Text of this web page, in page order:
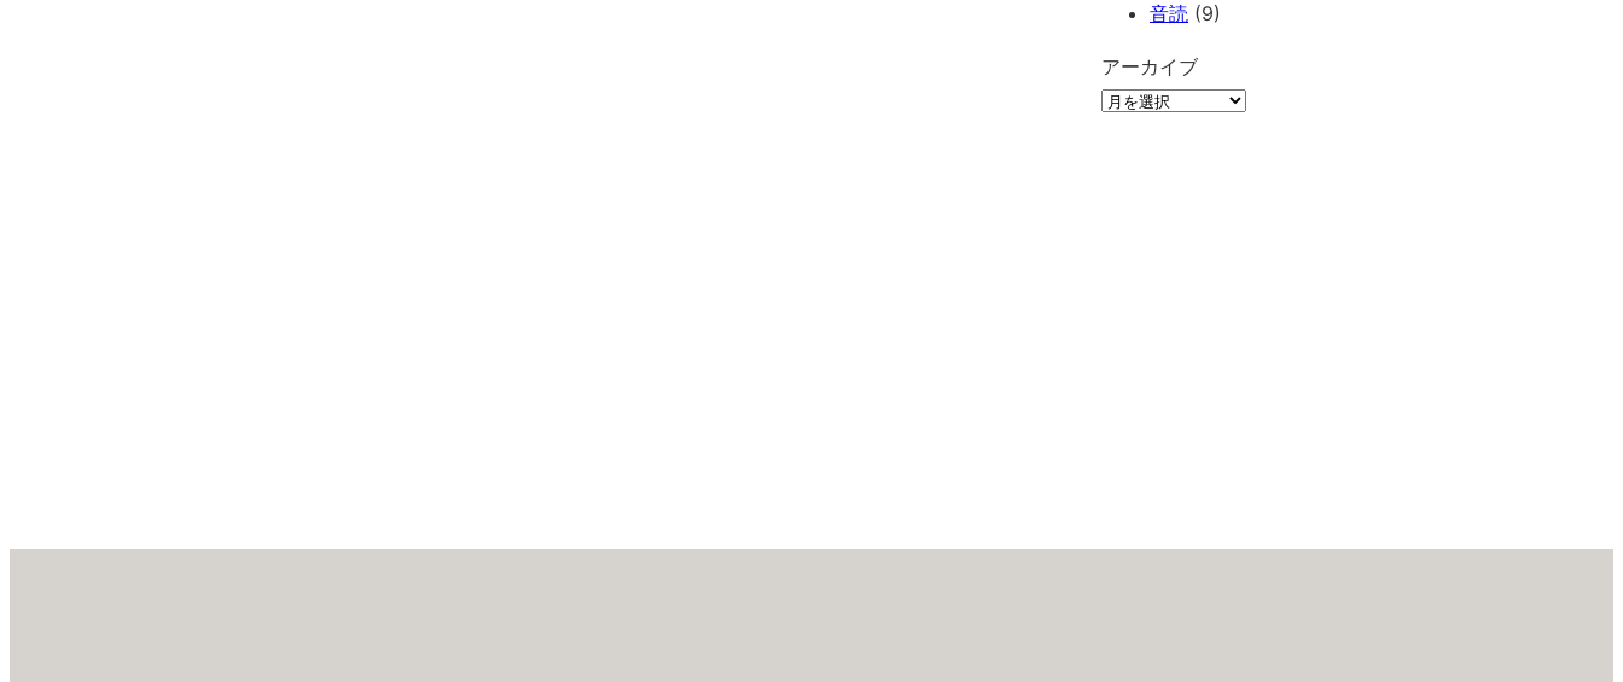
音読 (9)
アーカイブ